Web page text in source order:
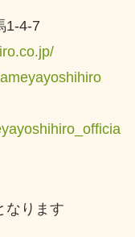
1-4-7
なります